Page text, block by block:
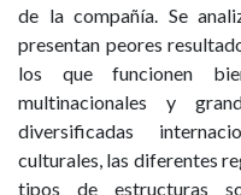
de la compañía. Se
presentan peores
los que funcionen
multinacionales y
diversificadas
culturales, las diferentes
tipos de estructuras